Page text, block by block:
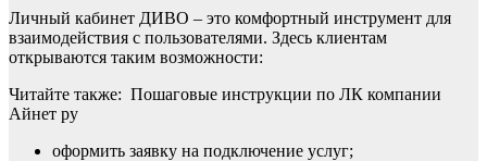
Личный кабинет ДИВО – это комфортный инструмент для
взаимодействия с пользователями. Здесь клиентам
открываются таким возможности:
Читайте также: Пошаговые инструкции по ЛК компании
Айнет ру
оформить заявку на подключение услуг;